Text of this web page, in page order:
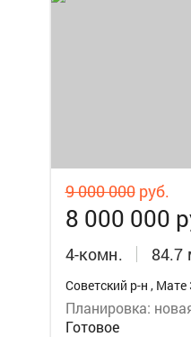
9 000 000руб.
8 000 000
4-комн.
Советский р-н , Мате
Планировка:
Готовое